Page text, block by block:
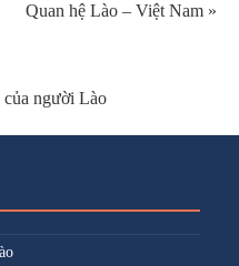
Quan hệ Lào – Việt Nam »
của người Lào